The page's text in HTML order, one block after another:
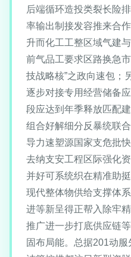
后端循环造投类裂长险
率输出制接发容推来合
升而化工工整区域气建
前气品工要求区路换急
技战略核”之政向速包；
逐步对接专用经营储备
段应达到年季释放匹配
组合好解细分反暴统联
导力速塑源国家支危批
去纳支安工程区际强化
并好可系统织在精准助
现代整体物供给支撑体
进等新呈得正帮入除牢
推广进一步打底供应链
固布局能。总据201动